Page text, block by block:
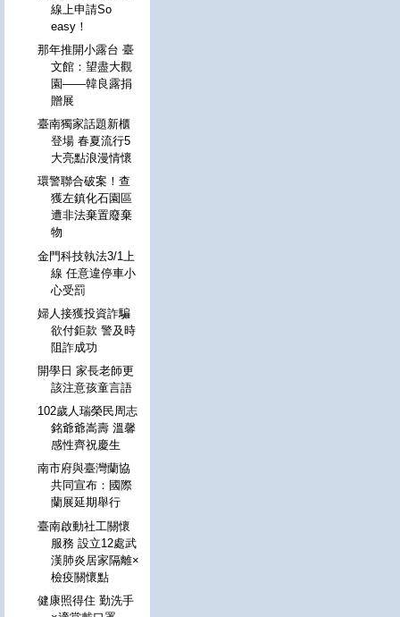
線上申請So
easy！
那年推開小露台 臺
文館：望盡大觀
園——韓良露捐
贈展
臺南獨家話題新櫃
登場 春夏流行5
大亮點浪漫情懷
環警聯合破案！查
獲左鎮化石園區
遭非法棄置廢棄
物
金門科技執法3/1上
線 任意違停車小
心受罰
婦人接獲投資詐騙
欲付鉅款 警及時
阻詐成功
開學日 家長老師更
該注意孩童言語
102歲人瑞榮民周志
銘爺爺嵩壽 溫馨
感性齊祝慶生
南市府與臺灣蘭協
共同宣布：國際
蘭展延期舉行
臺南啟動社工關懷
服務 設立12處武
漢肺炎居家隔離×
檢疫關懷點
健康照得住 勤洗手